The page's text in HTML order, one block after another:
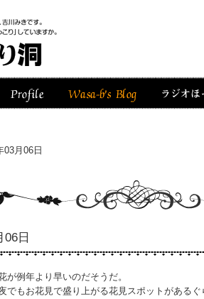
03月06日
06日
が例年より早いのだそうだ。
でもお花見で盛り上がる花見スポットがある